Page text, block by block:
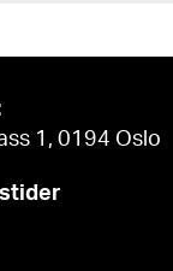
1, 0194 Oslo